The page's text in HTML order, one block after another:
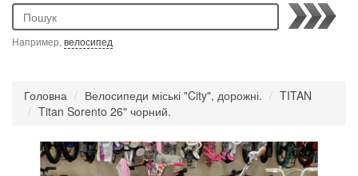
Пошук
Например, велосипед
Головна Велосипеди міські "City", дорожні.
TITAN
Titan Sorento 26" чорний.